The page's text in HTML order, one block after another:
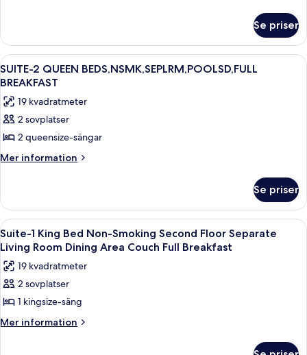
KING
BED,NSMK,POOL
VIEW,MICROWAVE,REFRIGERATOR,FULL
BREAKFAST
Se priser
Öppna
alla
foton
för
SUITE-
2
QUEEN
Ett hotellrum med ett skrivbord, två
7
SUITE-2 QUEEN BEDS,NSMK,SEPLRM,POOLSD,FULL
BREAKFAST
19 kvadratmeter
2 sovplatser
2 queensize-sängar
Mer information
Mer
2
QUEEN
BEDS,NSMK,SEPLRM,POOLSD,FULL
BREAKFAST
Se priser
Öppna
alla
foton
för
Suite-
1
King
6
Suite-1 King Bed Non-Smoking Second Floor Separate
Living Room Dining Area Couch Full Breakfast
19 kvadratmeter
2 sovplatser
1 kingsize-säng
Mer information
Mer